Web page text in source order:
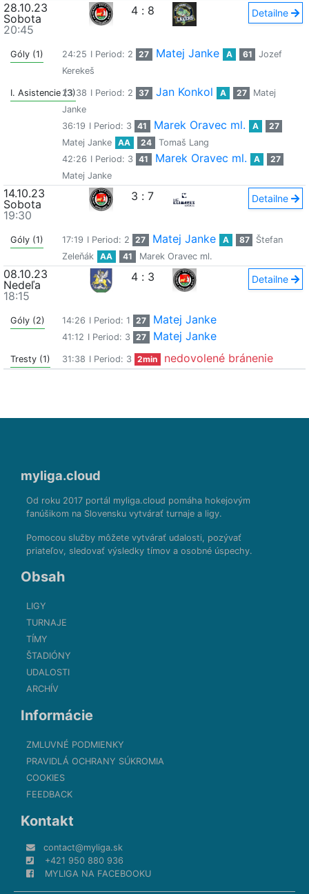
28.10.23
Sobota
20:45
4 : 8 Detailne
Góly (1) 24:25 I Period: 2 27 Matej Janke A 61
Jozef
Kerekeš
I. Asistencie (3)23:38 I Period: 2 37 Jan Konkol A 27
Matej
Janke
36:19 I Period: 3 41 Marek Oravec ml. A
27
Matej Janke
AA 24
Tomaš Lang
42:26 I Period: 3 41 Marek Oravec ml. A
27
Matej Janke
14.10.23
Sobota
19:30
3 : 7 Detailne
Góly (1) 17:19 I Period: 2 27 Matej Janke A 87
Štefan
Zeleňák
AA 41 Marek Oravec ml.
08.10.23
Nedeľa
18:15
4 : 3 Detailne
Góly (2) 14:26 I Period: 1 27 Matej Janke
41:12 I Period: 3 27 Matej Janke
Tresty (1) 31:38 I Period: 3 2min nedovolené bránenie
myliga.cloud
Od roku 2017 portál myliga.cloud pomáha hokejovým
fanúšikom na Slovensku vytvárať turnaje a ligy.
Pomocou služby môžete vytvárať udalosti, pozývať
priateľov, sledovať výsledky tímov a osobné úspechy.
Obsah
LIGY
TURNAJE
TÍMY
ŠTADIÓNY
UDALOSTI
ARCHÍV
Informácie
ZMLUVNÉ PODMIENKY
PRAVIDLÁ OCHRANY SÚKROMIA
COOKIES
FEEDBACK
Kontakt
contact@myliga.sk
+421 950 880 936
MYLIGA NA FACEBOOKU